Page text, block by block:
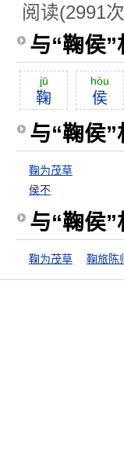
阅读(2991
与“鞠侯
jū
鞠
hòu
侯
与“鞠侯
鞠为茂草
侯不
与“鞠侯
鞠为茂草 鞠旅陈